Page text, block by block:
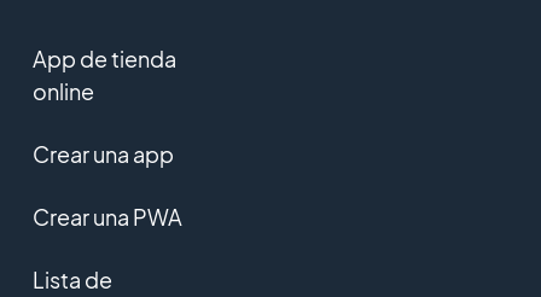
App de tienda
online
Crear una app
Crear una PWA
Lista de